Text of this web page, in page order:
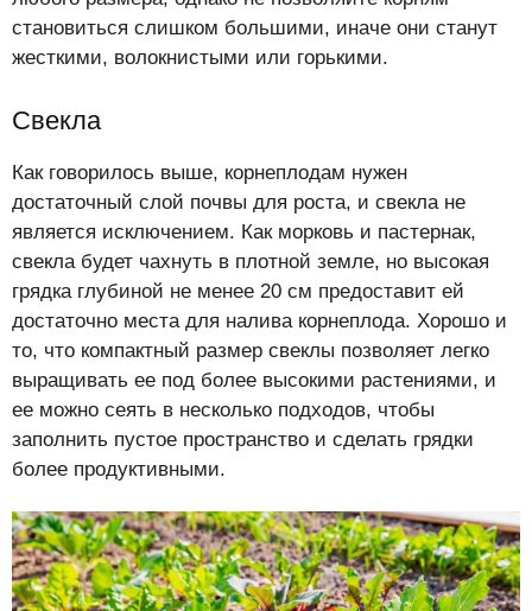
становиться слишком большими, иначе они станут
жесткими, волокнистыми или горькими.
Свекла
Как говорилось выше, корнеплодам нужен
достаточный слой почвы для роста, и свекла не
является исключением. Как морковь и пастернак,
свекла будет чахнуть в плотной земле, но высокая
грядка глубиной не менее 20 см предоставит ей
достаточно места для налива корнеплода. Хорошо и
то, что компактный размер свеклы позволяет легко
выращивать ее под более высокими растениями, и
ее можно сеять в несколько подходов, чтобы
заполнить пустое пространство и сделать грядки
более продуктивными.